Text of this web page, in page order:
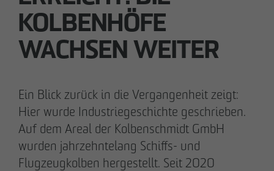
KOLBENHÖFE
WACHSEN WEITER
Ein Blick zurück in die Vergangenheit zeigt:
Hier wurde Industriegeschichte geschrieben.
Auf dem Areal der Kolbenschmidt GmbH
wurden jahrzehntelang Schiffs- und
Flugzeugkolben hergestellt. Seit 2020
Downloads
Impressum
Datenschutz
Barrierefreiheitserklärung
28.05.2026
Urbanes Wohnen in Lindenau: Spatenstich für
neue Eigentumswohnungen im Leipziger